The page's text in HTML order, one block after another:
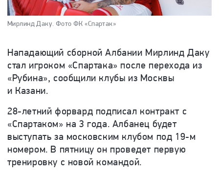
Мирлинд Даку. Фото ФК «Спартак»
Нападающий сборной Албании Мирлинд Даку
стал игроком «Спартака» после перехода из
«Рубина», сообщили клубы из Москвы
и Казани.
28-летний форвард подписал контракт с
«Спартаком» на 3 года. Албанец будет
выступать за московским клубом под 19-м
номером. В пятницу он проведет первую
тренировку с новой командой.